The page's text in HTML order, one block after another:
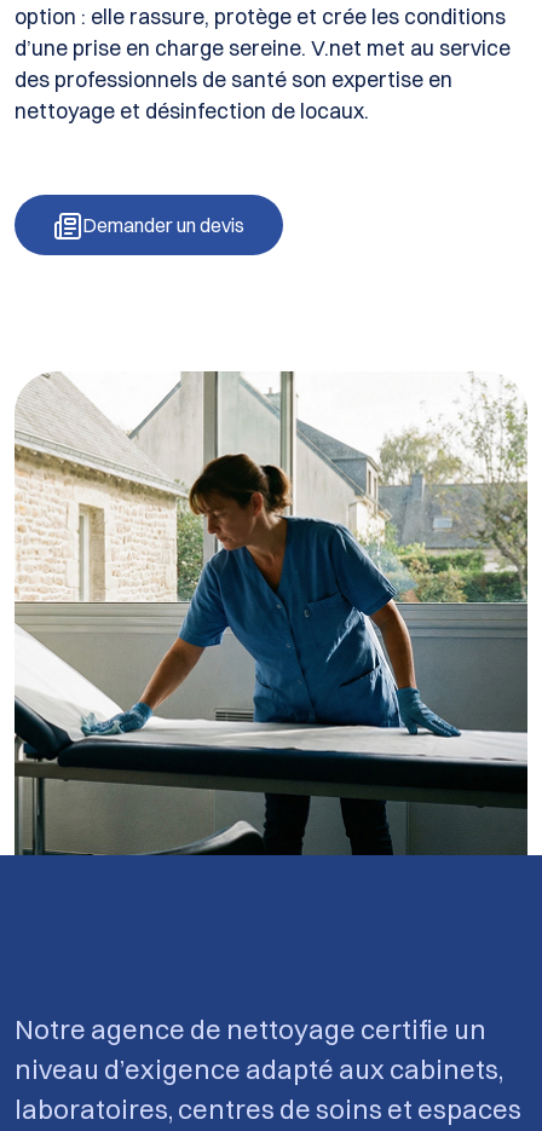
option : elle rassure, protège et crée les conditions
d’une prise en charge sereine. V.net met au service
des professionnels de santé son expertise en
nettoyage et désinfection de locaux.
Demander un devis
Notre agence de nettoyage certifie un
niveau d’exigence adapté aux cabinets,
laboratoires, centres de soins et espaces